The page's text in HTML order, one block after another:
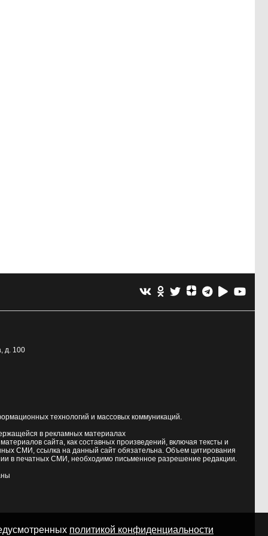
д. 100
технологий и массовых коммуникаций.
в рекламных материалах
сайта, как составных произведений, включая тексты и
СМИ, ссылка на данный сайт обязательна. Объем цитирования
в печатных СМИ, необходимо письменное разрешение редакции.
политикой конфиденциальности